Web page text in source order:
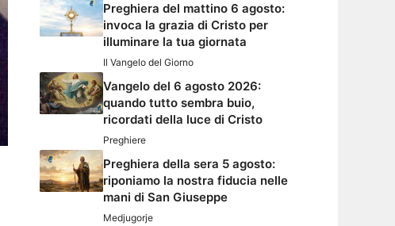
Preghiera del mattino 6 agosto:
invoca la grazia di Cristo per
illuminare la tua giornata
Il Vangelo del Giorno
Vangelo del 6 agosto 2026:
quando tutto sembra buio,
ricordati della luce di Cristo
Preghiere
Preghiera della sera 5 agosto:
riponiamo la nostra fiducia nelle
mani di San Giuseppe
Medjugorje